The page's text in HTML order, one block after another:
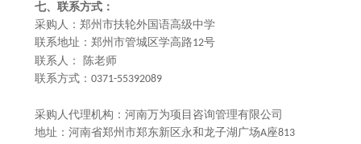
七、 联系方式：
采购人： 郑州市扶轮外国语高级中学
联系地址：郑州市管城区学高路12号
联系人：
陈老师
联系方式 ： 0371-55392089
采购人代理机构：河南万为项目咨询管理有限公司
地址：河南省郑州市郑东新区永和龙子湖广场A座813